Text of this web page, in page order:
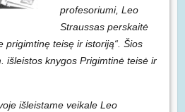
profesoriumi, Leo
Straussas perskaitė
prigimtinę teisę ir istoriją“. Šios
išleistos knygos Prigimtinė teisė ir
išleistame veikale Leo